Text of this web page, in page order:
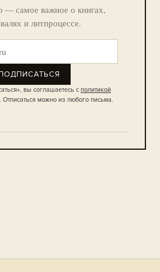
— самое важное о книгах,
и литпроцессе.
вы соглашаетесь с политикой
Отписаться можно из любого письма.